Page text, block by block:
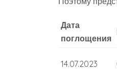
Дата
поглощения
14.07.2023